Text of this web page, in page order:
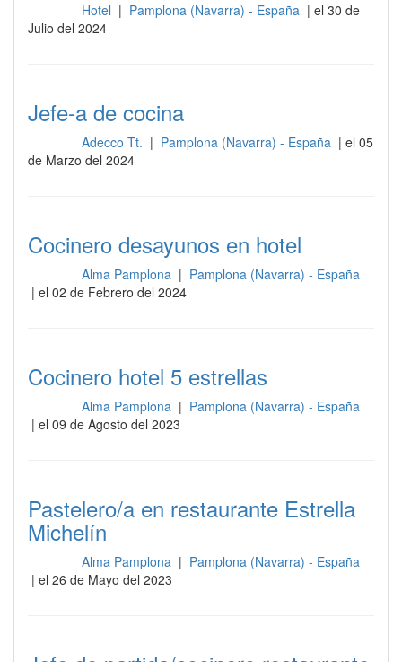
Hotel | Pamplona (Navarra) - España | el 30 de
Julio del 2024
Jefe-a de cocina
Adecco Tt. | Pamplona (Navarra) - España | el 05
de Marzo del 2024
Cocinero desayunos en hotel
Alma Pamplona | Pamplona (Navarra) - España
| el 02 de Febrero del 2024
Cocinero hotel 5 estrellas
Alma Pamplona | Pamplona (Navarra) - España
| el 09 de Agosto del 2023
Pastelero/a en restaurante Estrella
Michelín
Alma Pamplona | Pamplona (Navarra) - España
| el 26 de Mayo del 2023